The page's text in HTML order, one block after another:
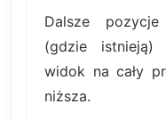
Dalsze
(gdzie istnieją)
widok na cały
niższa.